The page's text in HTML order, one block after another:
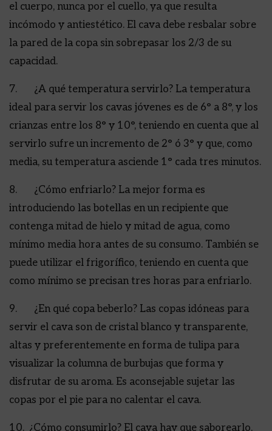
el cuerpo, nunca por el cuello, ya que resulta
incómodo y antiestético. El cava debe resbalar sobre
la pared de la copa sin sobrepasar los 2/3 de su
capacidad.
7. ¿A qué temperatura servirlo? La temperatura
ideal para servir los cavas jóvenes es de 6° a 8°, y los
crianzas entre los 8° y 10°, teniendo en cuenta que al
servirlo sufre un incremento de 2° ó 3° y que, como
media, su temperatura asciende 1° cada tres minutos.
8. ¿Cómo enfriarlo? La mejor forma es
introduciendo las botellas en un recipiente que
contenga mitad de hielo y mitad de agua, como
mínimo media hora antes de su consumo. También se
puede utilizar el frigorífico, teniendo en cuenta que
como mínimo se precisan tres horas para enfriarlo.
9. ¿En qué copa beberlo? Las copas idóneas para
servir el cava son de cristal blanco y transparente,
altas y preferentemente en forma de tulipa para
visualizar la columna de burbujas que forma y
disfrutar de su aroma. Es aconsejable sujetar las
copas por el pie para no calentar el cava.
10. ¿Cómo consumirlo? El cava hay que saborearlo,